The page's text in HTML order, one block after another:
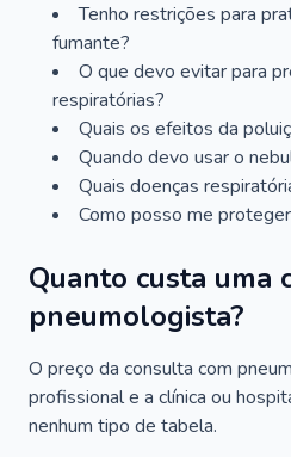
Tenho restrições para
fumante?
O que devo evitar para
respiratórias?
Quais os efeitos da
Quando devo usar o
Quais doenças
Como posso me
Quanto custa uma
pneumologista?
O preço da consulta com
profissional e a clínica ou
nenhum tipo de tabela.